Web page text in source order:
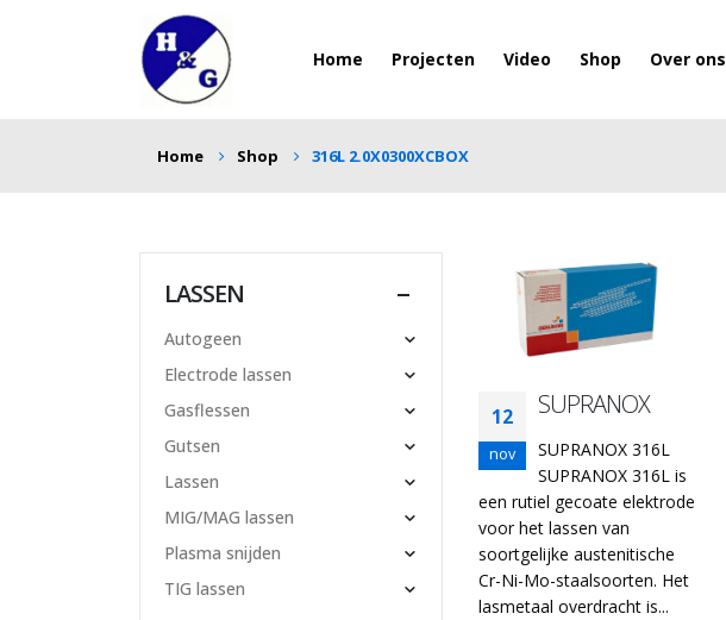
Home Projecten Video Shop Over ons
Home Shop 316L 2.0X0300XCBOX
12
nov
SUPRANOX
SUPRANOX 316L
SUPRANOX 316L is
een rutiel gecoate elektrode
voor het lassen van
soortgelijke austenitische
Cr-Ni-Mo-staalsoorten. Het
lasmetaal overdracht is...
LASSEN
Autogeen
Electrode lassen
Gasflessen
Gutsen
Lassen
MIG/MAG lassen
Plasma snijden
TIG lassen